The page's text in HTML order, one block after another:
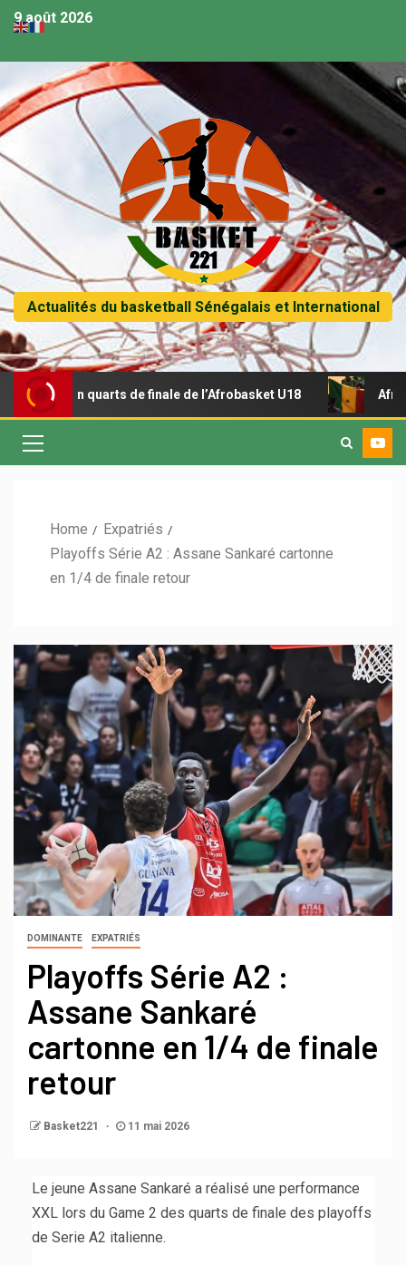
9 août 2026
Actualités du basketball Sénégalais et International
quarts de finale de l’Afrobasket U18 Afrobasket
Home
Expatriés
Playoffs Série A2 : Assane Sankaré cartonne
en 1/4 de finale retour
DOMINANTE EXPATRIÉS
Playoffs Série A2 :
Assane Sankaré
cartonne en 1/4 de finale
retour
Basket221 11 mai 2026
Le jeune Assane Sankaré a réalisé une performance
XXL lors du Game 2 des quarts de finale des playoffs
de Serie A2 italienne.